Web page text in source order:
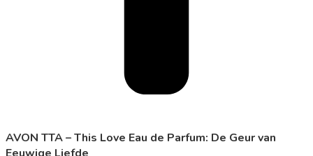
AVON TTA – This Love Eau de Parfum: De Geur van